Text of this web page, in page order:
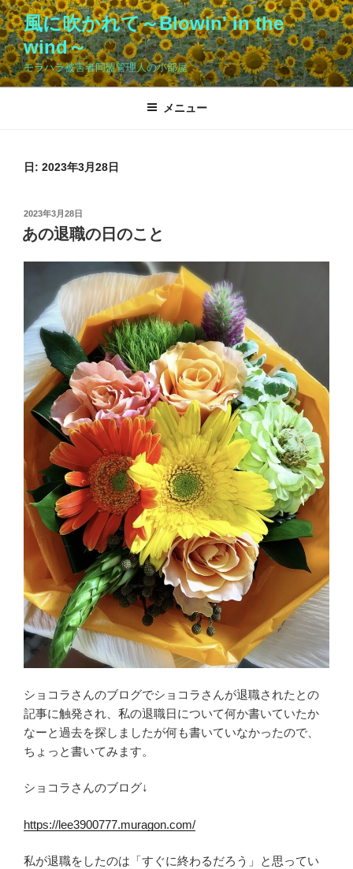
コ
ン
テ
ン
ツ
風に吹かれて～Blowin' in the
wind～
モラハラ被害者同盟管理人の小部屋
メニュー
日: 2023年3月28日
投
稿
日:
2023年3月28日
あの退職の日のこと
ショコラさんのブログでショコラさんが退職されたとの
記事に触発され、私の退職日について何か書いていたか
なーと過去を探しましたが何も書いていなかったので、
ちょっと書いてみます。
ショコラさんのブログ↓
https://lee3900777.muragon.com/
私が退職をしたのは「すぐに終わるだろう」と思ってい